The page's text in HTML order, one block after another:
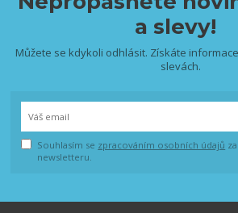
a slevy!
Můžete se kdykoli odhlásit. Získáte
slevách.
Souhlasím se zpracováním osobních údajů
newsletteru.